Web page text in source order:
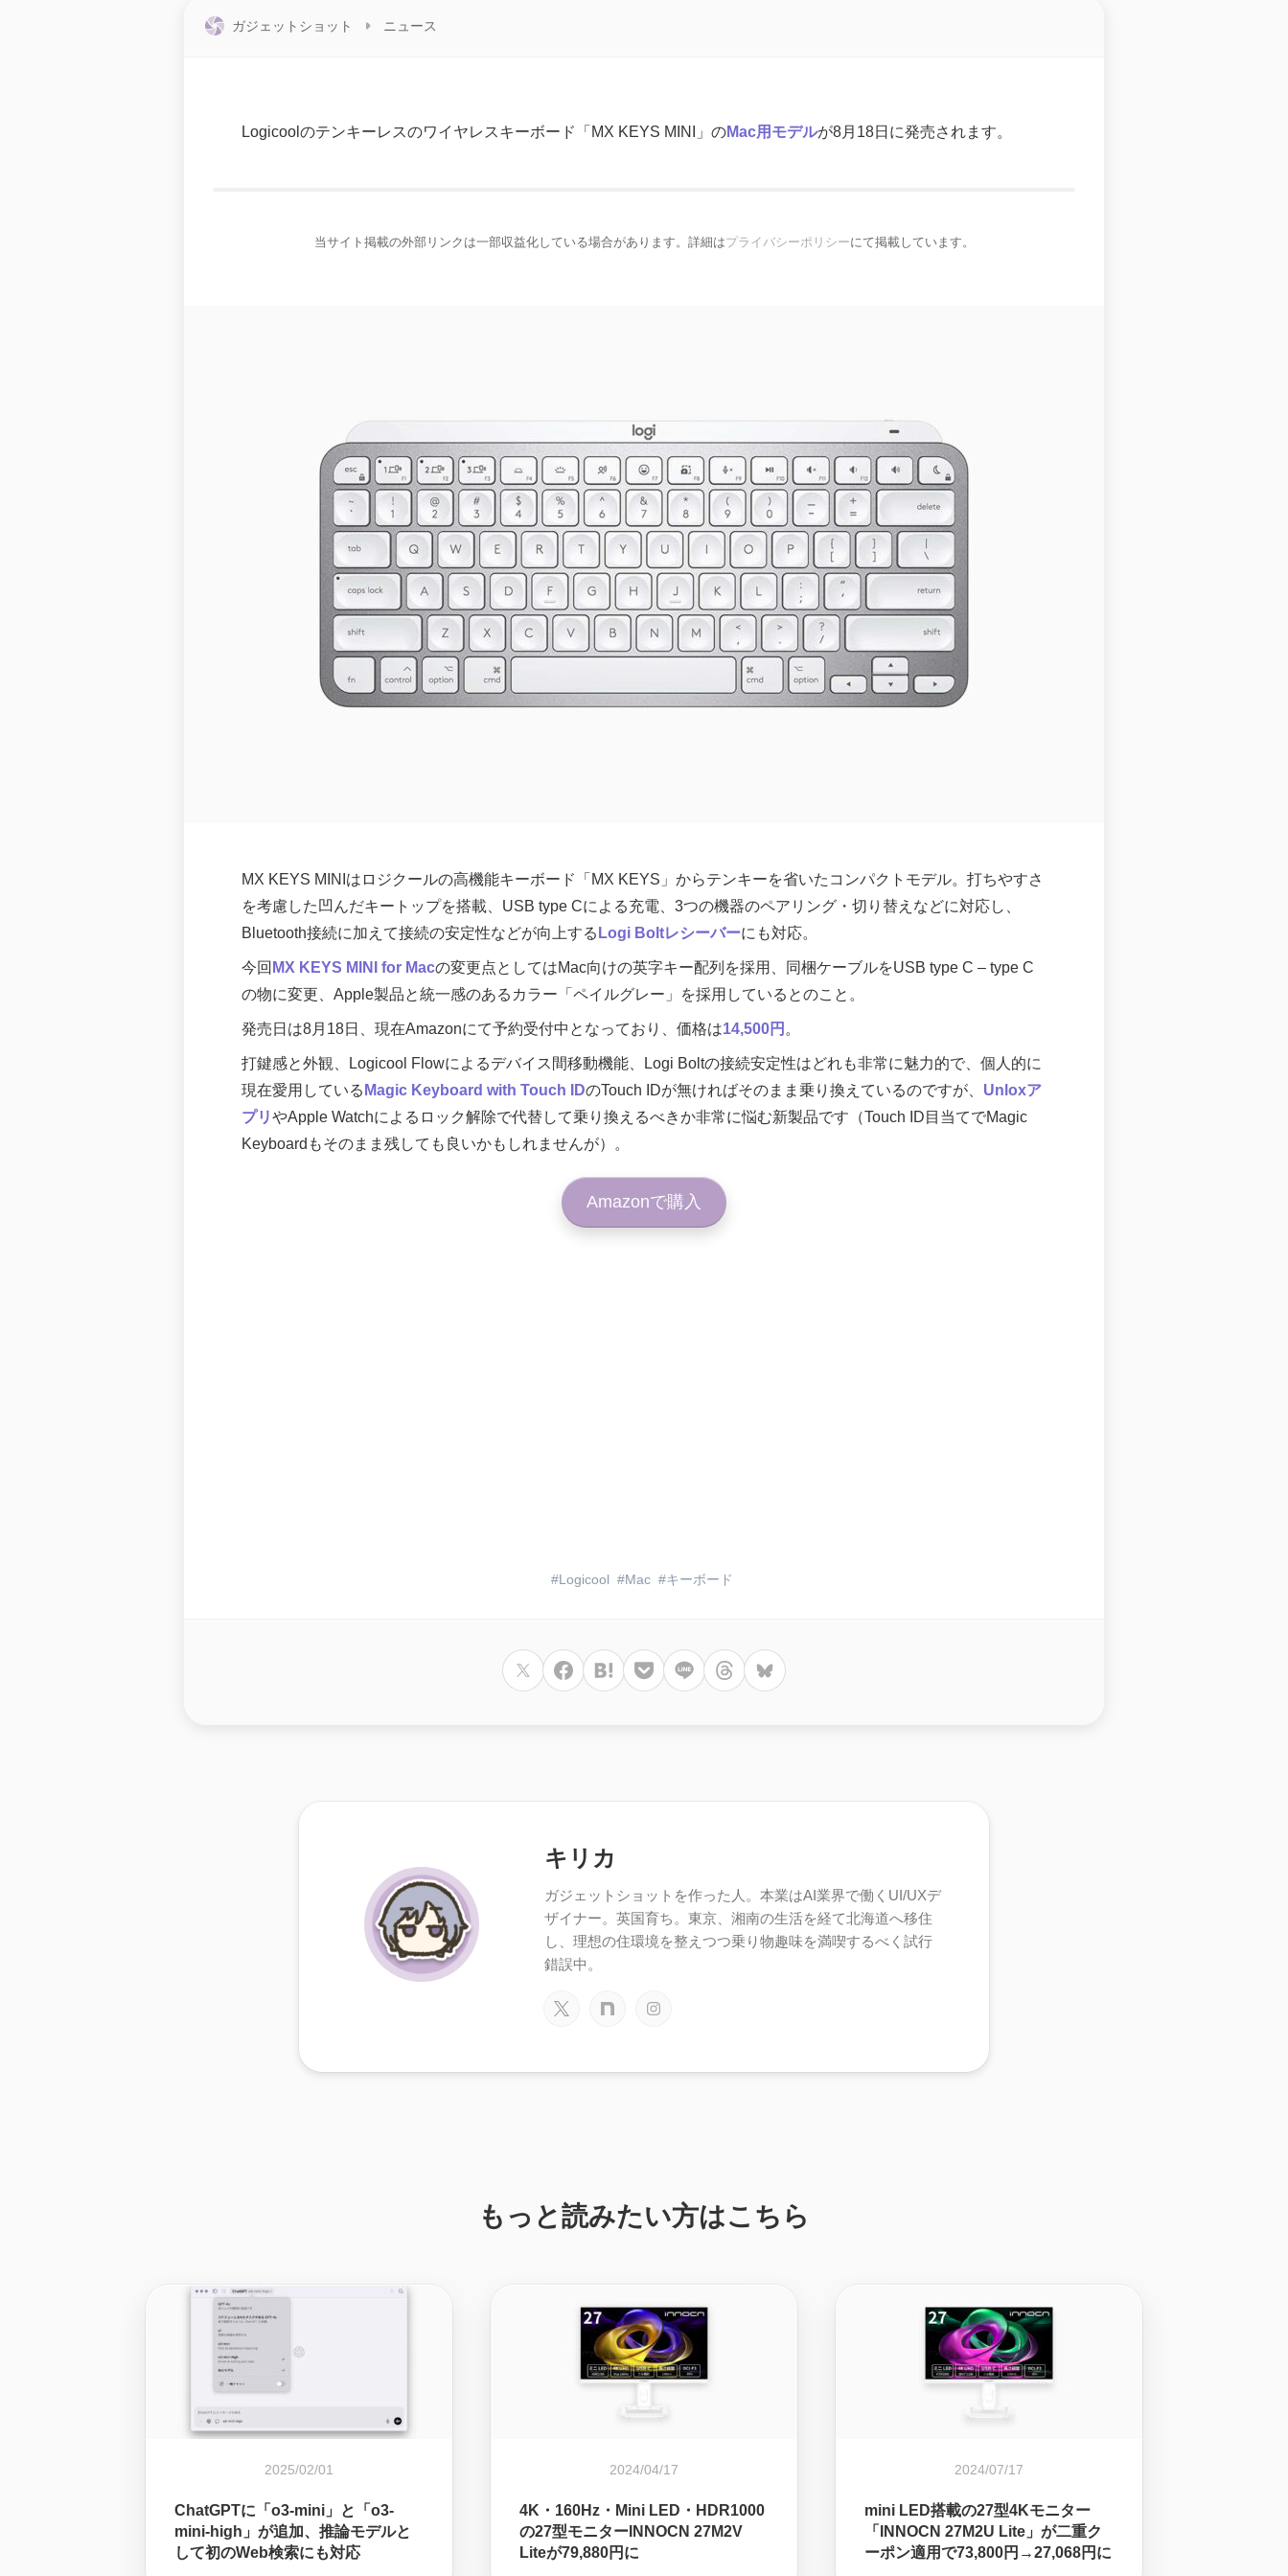
ガジェットショット ニュース
Logicoolのテンキーレスのワイヤレスキーボード「MX KEYS MINI」のMac用モデルが8月18日に発売されます。
当サイト掲載の外部リンクは一部収益化している場合があります。詳細はプライバシーポリシーにて掲載しています。
MX KEYS MINIはロジクールの高機能キーボード「MX KEYS」からテンキーを省いたコンパクトモデル。打ちやすさ
を考慮した凹んだキートップを搭載、USB type Cによる充電、3つの機器のペアリング・切り替えなどに対応し、
Bluetooth接続に加えて接続の安定性などが向上する Logi Boltレシーバーにも対応。
今回 MX KEYS MINI for Macの変更点としてはMac向けの英字キー配列を採用、同梱ケーブルをUSB type C – type C
の物に変更、Apple製品と統一感のあるカラー「ペイルグレー」を採用しているとのこと。
発売日は8月18日、現在Amazonにて予約受付中となっており、価格は14,500円 。
打鍵感と外観、Logicool Flowによるデバイス間移動機能、Logi Boltの接続安定性はどれも非常に魅力的で、個人的に
現在愛用している Magic Keyboard with Touch IDのTouch IDが無ければそのまま乗り換えているのですが、 Unloxア
プリやApple Watchによるロック解除で代替して乗り換えるべきか非常に悩む新製品です（Touch ID目当てでMagic
Keyboardもそのまま残しても良いかもしれませんが）。
Amazonで購入
Logicool Mac キーボード
キリカ
ガジェットショットを作った人。本業はAI業界で働くUI/UXデ
ザイナー。英国育ち。東京、湘南の生活を経て北海道へ移住
し、理想の住環境を整えつつ乗り物趣味を満喫するべく試行
錯誤中。
もっと読みたい方はこちら
2025/02/01
ChatGPTに「o3-mini」と「o3-
mini-high」が追加、推論モデルと
して初のWeb検索にも対応
2024/04/17
4K・160Hz・Mini LED・HDR1000
の27型モニターINNOCN 27M2V
Liteが79,880円に
2024/07/17
mini LED搭載の27型4Kモニター
「INNOCN 27M2U Lite」が二重ク
ーポン適用で73,800円→27,068円に